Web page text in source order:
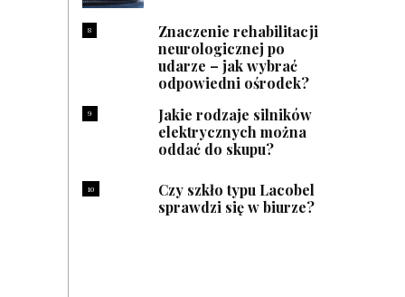
8
Znaczenie rehabilitacji
neurologicznej po
udarze – jak wybrać
odpowiedni ośrodek?
9
Jakie rodzaje silników
elektrycznych można
oddać do skupu?
10
Czy szkło typu Lacobel
sprawdzi się w biurze?